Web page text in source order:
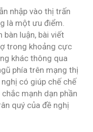
nhập vào thị trấn
là một ưu điểm.
luận, bài viết
trong khoảng cực
khác thông qua
phía trên mạng thị
có giúp chế chế
mạnh dạn phần
quý của đề nghị